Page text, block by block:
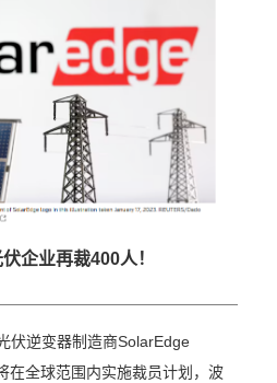
企业再裁400人！
伏逆变器制造商SolarEdge
在全球范围内实施裁员计划，波